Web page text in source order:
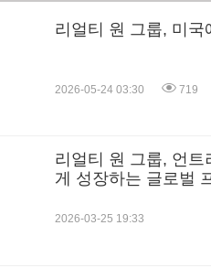
리얼티 원 그룹, 미
2026-05-24 03:30 719
리얼티 원 그룹, 언
게 성장하는 글로벌
2026-03-25 19:33